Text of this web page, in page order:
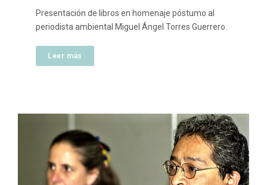
Presentación de libros en homenaje póstumo al
periodista ambiental Miguel Ángel Torres Guerrero.
Leer más